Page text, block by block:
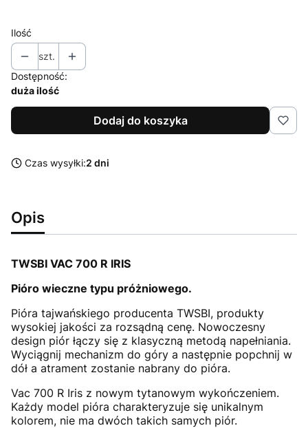
Ilość
szt.
Dostępność:
duża ilość
Dodaj do koszyka
Czas wysyłki:2 dni
Opis
TWSBI VAC 700 R IRIS
Pióro wieczne typu próżniowego.
Pióra tajwańskiego producenta TWSBI, produkty
wysokiej jakości za rozsądną cenę. Nowoczesny
design piór łączy się z klasyczną metodą napełniania.
Wyciągnij mechanizm do góry a następnie popchnij w
dół a atrament zostanie nabrany do pióra.
Vac 700 R Iris z nowym tytanowym wykończeniem.
Każdy model pióra charakteryzuje się unikalnym
kolorem, nie ma dwóch takich samych piór.